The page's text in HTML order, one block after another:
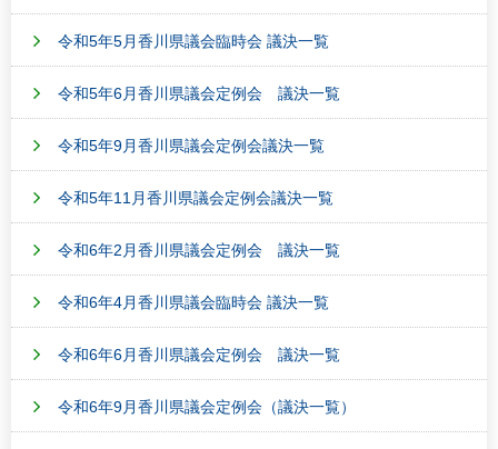
令和5年5月香川県議会臨時会 議決一覧
令和5年6月香川県議会定例会 議決一覧
令和5年9月香川県議会定例会議決一覧
令和5年11月香川県議会定例会議決一覧
令和6年2月香川県議会定例会 議決一覧
令和6年4月香川県議会臨時会 議決一覧
令和6年6月香川県議会定例会 議決一覧
令和6年9月香川県議会定例会（議決一覧）